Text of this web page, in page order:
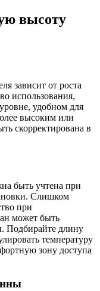
высоту
зависит от роста
использования,
удобном для
высоким или
скорректирована в
быть учтена при
Слишком
при
может быть
Подбирайте длину
температуру
зону доступа